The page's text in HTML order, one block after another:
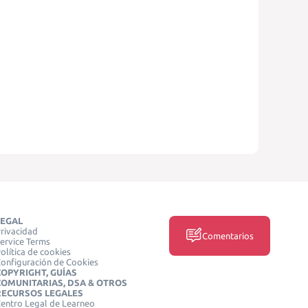
Terms
de cookies
de Cookies
GUÍAS
DSA & OTROS
LEGALES
Legal de Learneo
Comentarios